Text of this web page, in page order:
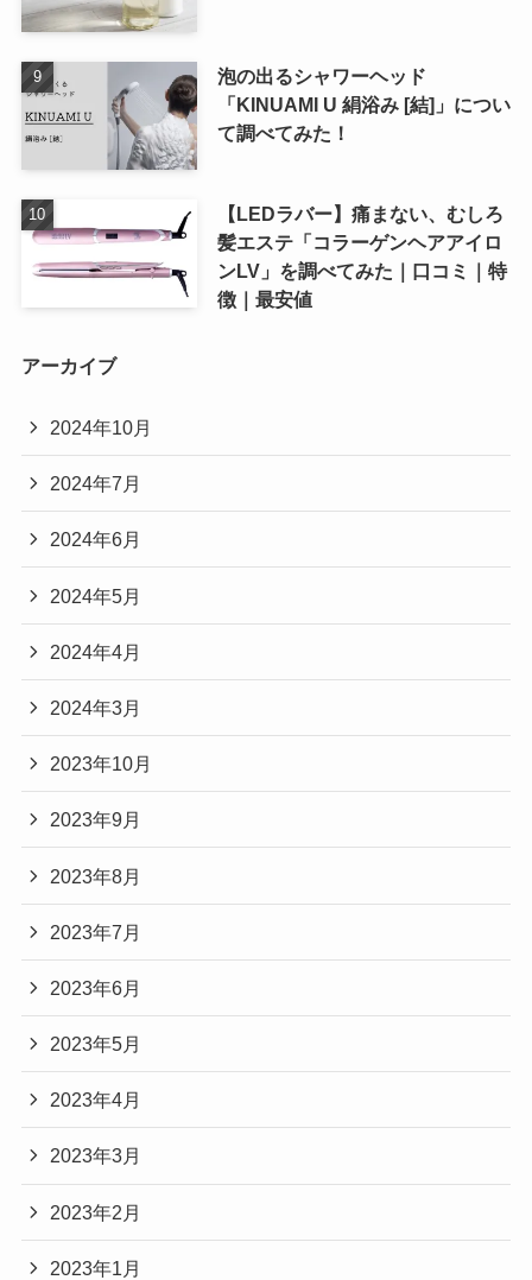
泡の出るシャワーヘッド
「KINUAMI U 絹浴み [結]」につい
て調べてみた！
【LEDラバー】痛まない、むしろ
髪エステ「コラーゲンヘアアイロ
ンLV」を調べてみた｜口コミ｜特
徴｜最安値
アーカイブ
2024年10月
2024年7月
2024年6月
2024年5月
2024年4月
2024年3月
2023年10月
2023年9月
2023年8月
2023年7月
2023年6月
2023年5月
2023年4月
2023年3月
2023年2月
2023年1月